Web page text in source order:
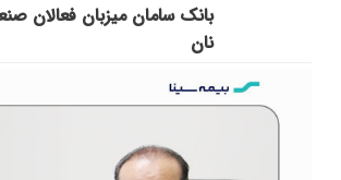
بانک سامان میزبان فعالان
نان